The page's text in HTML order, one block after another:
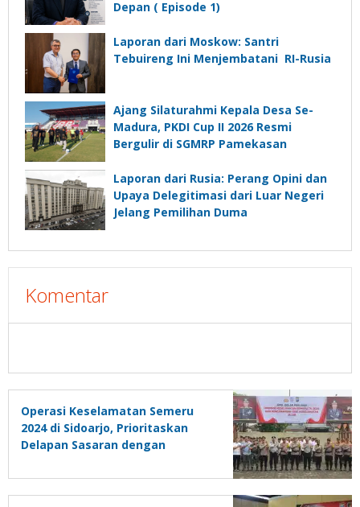
Depan ( Episode 1)
Laporan dari Moskow: Santri
Tebuireng Ini Menjembatani RI-Rusia
Ajang Silaturahmi Kepala Desa Se-
Madura, PKDI Cup II 2026 Resmi
Bergulir di SGMRP Pamekasan
Laporan dari Rusia: Perang Opini dan
Upaya Delegitimasi dari Luar Negeri
Jelang Pemilihan Duma
Komentar
Operasi Keselamatan Semeru
2024 di Sidoarjo, Prioritaskan
Delapan Sasaran dengan